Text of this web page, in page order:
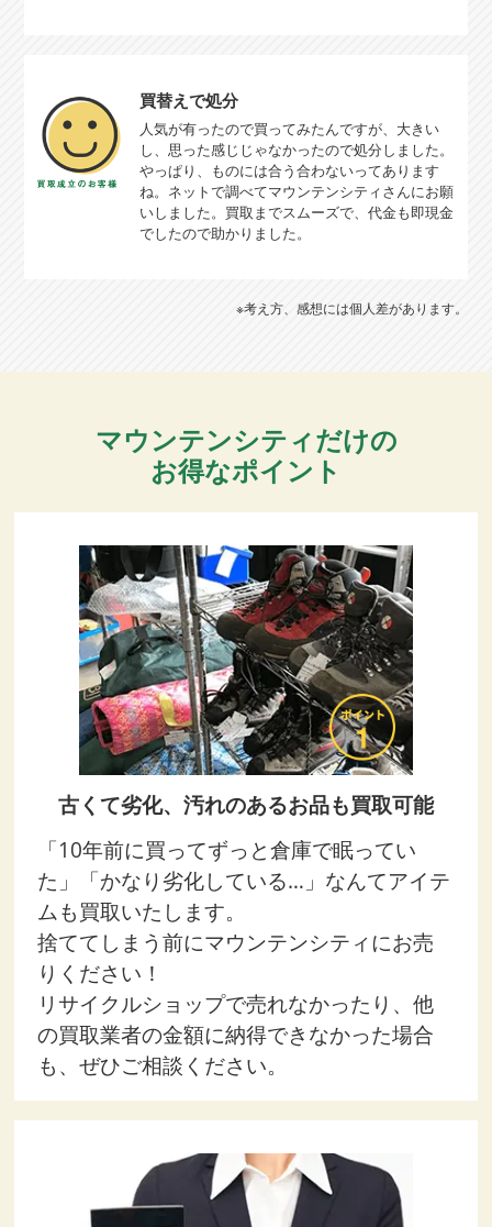
買替えで処分
人気が有ったので買ってみたんですが、大きい
し、思った感じじゃなかったので処分しました。
やっぱり、ものには合う合わないってあります
ね。ネットで調べてマウンテンシティさんにお願
いしました。買取までスムーズで、代金も即現金
でしたので助かりました。
※考え方、感想には個人差があります。
マウンテンシティだけの
お得なポイント
古くて劣化、汚れのあるお品も買取可能
「10年前に買ってずっと倉庫で眠ってい
た」「かなり劣化している…」なんてアイテ
ムも買取いたします。
捨ててしまう前にマウンテンシティにお売
りください！
リサイクルショップで売れなかったり、他
の買取業者の金額に納得できなかった場合
も、ぜひご相談ください。